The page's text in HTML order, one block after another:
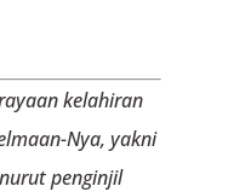
kelahiran
Nya, yakni
penginjil